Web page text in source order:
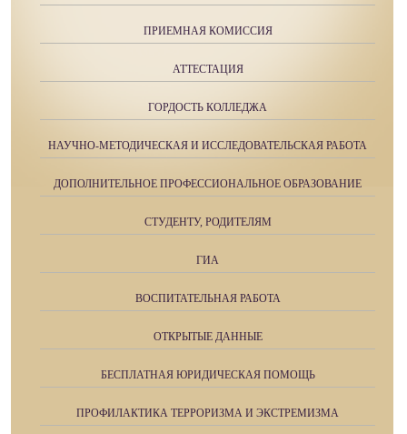
ПРИЕМНАЯ КОМИССИЯ
АТТЕСТАЦИЯ
ГОРДОСТЬ КОЛЛЕДЖА
НАУЧНО-МЕТОДИЧЕСКАЯ И ИССЛЕДОВАТЕЛЬСКАЯ РАБОТА
ДОПОЛНИТЕЛЬНОЕ ПРОФЕССИОНАЛЬНОЕ ОБРАЗОВАНИЕ
СТУДЕНТУ, РОДИТЕЛЯМ
ГИА
ВОСПИТАТЕЛЬНАЯ РАБОТА
ОТКРЫТЫЕ ДАННЫЕ
БЕСПЛАТНАЯ ЮРИДИЧЕСКАЯ ПОМОЩЬ
ПРОФИЛАКТИКА ТЕРРОРИЗМА И ЭКСТРЕМИЗМА